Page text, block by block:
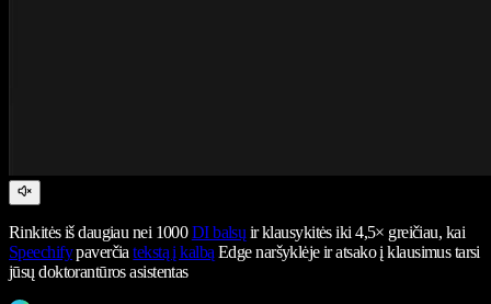
Rinkitės iš daugiau nei 1000DI balsų ir klausykitės iki 4,5× greičiau, kai
Speechifypaverčiatekstą į kalbą Edge naršyklėje ir atsako į klausimus tarsi
jūsų doktorantūros asistentas